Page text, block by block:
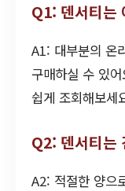
Q1: 덴서티는
A1: 대부분의 온
구매하실 수 있어
쉽게 조회해보세
Q2: 덴서티는
A2: 적절한 양으